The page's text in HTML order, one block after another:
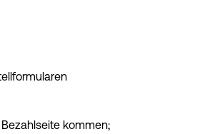
kommen;